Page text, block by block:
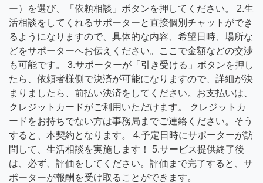
ー）を選び、「依頼相談」ボタンを押してください。 2.生
活相談をしてくれるサポーターと直接個別チャットができ
るようになりますので、具体的な内容、希望日時、場所な
どをサポーターへお伝えください。ここで金額などの交渉
も可能です。 3.サポーターが「引き受ける」ボタンを押し
たら、依頼者様側で決済が可能になりますので、詳細が決
まりましたら、前払い決済をしてください。お支払いは、
クレジットカードがご利用いただけます。 クレジットカ
ードをお持ちでない方は事務局までご連絡ください。そう
すると、本契約となります。 4.予定日時にサポーターが訪
問して、生活相談を実施します！ 5.サービス提供終了後
は、必ず、評価をしてください。評価まで完了すると、サ
ポーターが報酬を受け取ることができます。